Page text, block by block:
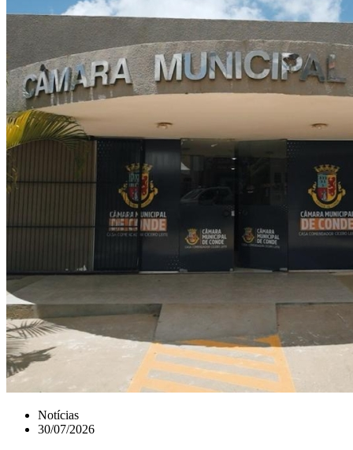
Notícias
30/07/2026